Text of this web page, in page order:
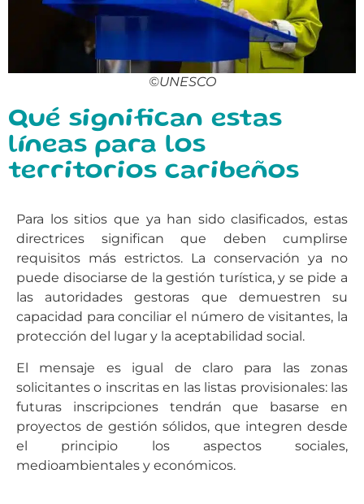
©UNESCO
Qué significan estas
líneas para los
territorios caribeños
Para los sitios que ya han sido clasificados, estas
directrices significan que deben cumplirse
requisitos más estrictos. La conservación ya no
puede disociarse de la gestión turística, y se pide a
las autoridades gestoras que demuestren su
capacidad para conciliar el número de visitantes, la
protección del lugar y la aceptabilidad social.
El mensaje es igual de claro para las zonas
solicitantes o inscritas en las listas provisionales: las
futuras inscripciones tendrán que basarse en
proyectos de gestión sólidos, que integren desde
el principio los aspectos sociales,
medioambientales y económicos.